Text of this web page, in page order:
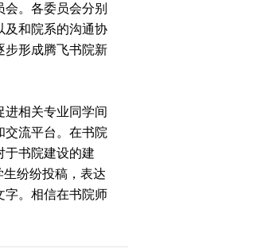
。各委员会分别
及和院系的沟通协
步形成腾飞书院新
相关专业同学间
交流平台。在书院
于书院建设的建
生纷纷投稿，表达
字。相信在书院师